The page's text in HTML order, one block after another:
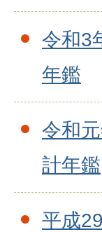
令和3
年鑑
令和
計年鑑
平成